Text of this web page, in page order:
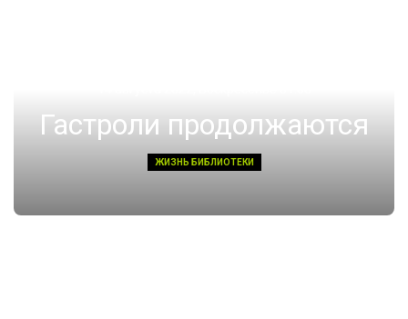
Гастроли продолжаются
ЖИЗНЬ БИБЛИОТЕКИ